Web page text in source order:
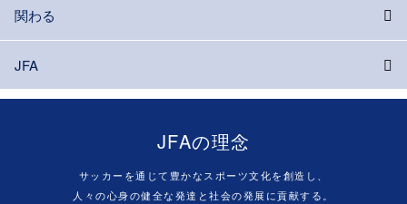
関わる
JFA
JFAの理念
サッカーを通じて豊かなスポーツ文化を創造し、
人々の心身の健全な発達と社会の発展に貢献する。